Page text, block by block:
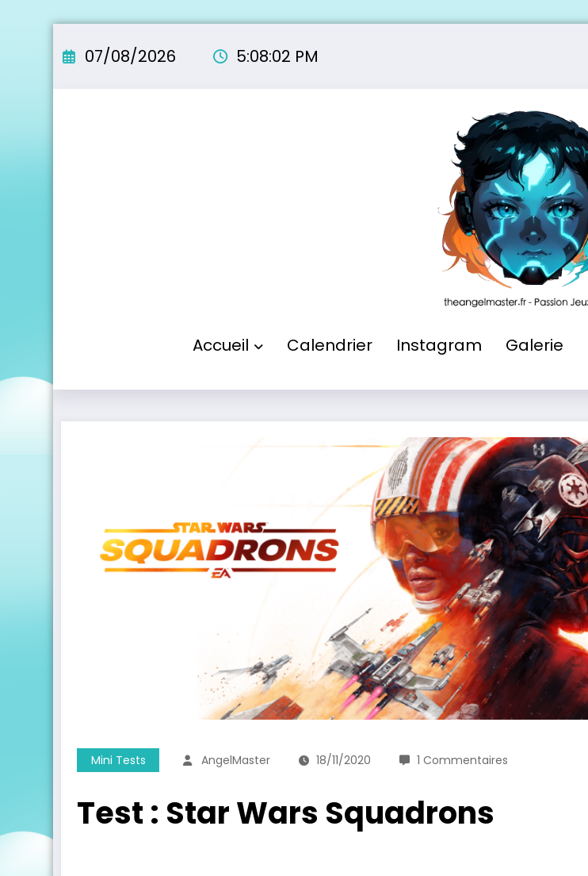
au
07/08/2026 5:08:03 PM
Accueil Calendrier Instagram Galerie
Mini Tests AngelMaster 18/11/2020 1 Commentaires
Test : Star Wars Squadrons